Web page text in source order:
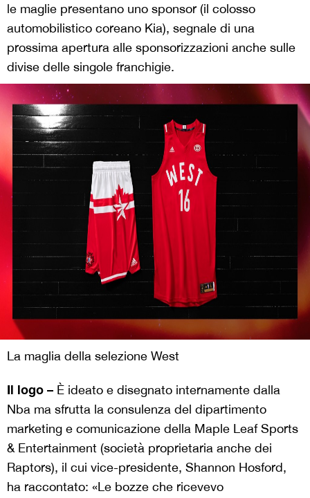
le maglie presentano uno sponsor (il colosso
automobilistico coreano Kia), segnale di una
prossima apertura alle sponsorizzazioni anche sulle
divise delle singole franchigie.
La maglia della selezione West
Il logo – È ideato e disegnato internamente dalla
Nba ma sfrutta la consulenza del dipartimento
marketing e comunicazione della Maple Leaf Sports
& Entertainment (società proprietaria anche dei
Raptors), il cui vice-presidente, Shannon Hosford,
ha raccontato: «Le bozze che ricevevo